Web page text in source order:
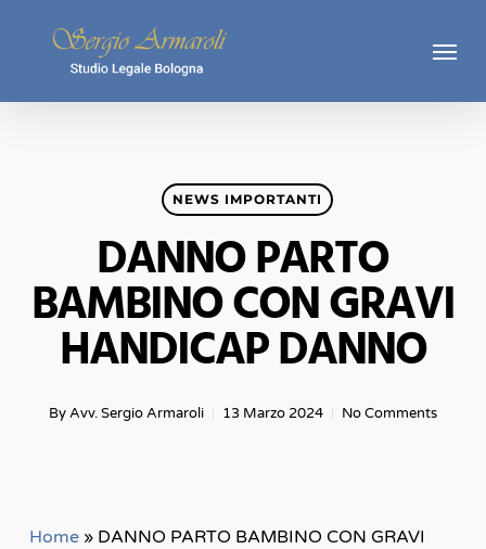
Menu
NEWS IMPORTANTI
DANNO PARTO
BAMBINO CON GRAVI
HANDICAP DANNO
ByAvv. Sergio Armaroli 13 Marzo 2024 No Comments
Home» DANNO PARTO BAMBINO CON GRAVI